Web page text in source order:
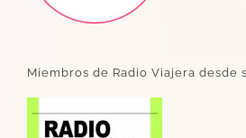
Miembros de Radio Viajera desde